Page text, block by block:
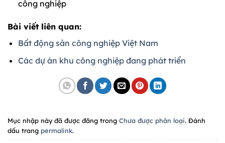
công nghiệp
Bài viết liên quan:
Bất động sản công nghiệp Việt Nam
Các dự án khu công nghiệp đang phát triển
Mục nhập này đã được đăng trong Chưa được phân loại. Đánh
dấu trang permalink.